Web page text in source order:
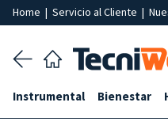
Home | Servicio al Cliente |
Instrumental Bienestar